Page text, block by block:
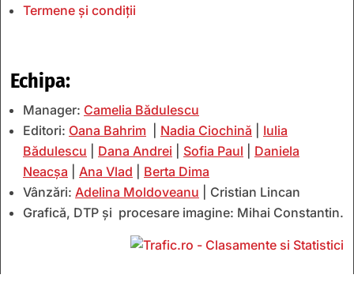
Termene și condiții
Echipa:
Manager: Camelia Bădulescu
Editori: Oana Bahrim Nadia Ciochină
Iulia
Bădulescu
Dana Andrei Sofia Paul
Daniela
Neacșa
Ana Vlad
Berta Dima
Vânzări: Adelina Moldoveanu | Cristian Lincan
Grafică, DTP și procesare imagine: Mihai Constantin.